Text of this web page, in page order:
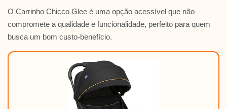
O Carrinho Chicco Glee é uma opção acessível que não
compromete a qualidade e funcionalidade, perfeito para quem
busca um bom custo-benefício.